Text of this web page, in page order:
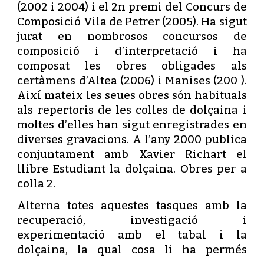
(2002 i 2004) i el 2n premi del Concurs de
Composició Vila de Petrer (2005). Ha sigut
jurat en nombrosos concursos de
composició i d’interpretació i ha
composat les obres obligades als
certàmens d’Altea (2006) i Manises (200 ).
Així mateix les seues obres són habituals
als repertoris de les colles de dolçaina i
moltes d’elles han sigut enregistrades en
diverses gravacions. A l’any 2000 publica
conjuntament amb Xavier Richart el
llibre Estudiant la dolçaina. Obres per a
colla 2.
Alterna totes aquestes tasques amb la
recuperació, investigació i
experimentació amb el tabal i la
dolçaina, la qual cosa li ha permés